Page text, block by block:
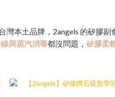
灣本土品牌，2angels 的矽膠
與蒸汽消毒都沒問題， 矽膠柔